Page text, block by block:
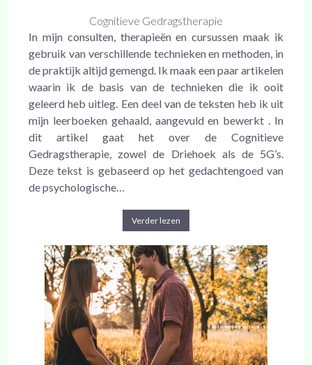
Cognitieve Gedragstherapie
In mijn consulten, therapieën en cursussen maak ik
gebruik van verschillende technieken en methoden, in
de praktijk altijd gemengd. Ik maak een paar artikelen
waarin ik de basis van de technieken die ik ooit
geleerd heb uitleg. Een deel van de teksten heb ik uit
mijn leerboeken gehaald, aangevuld en bewerkt . In
dit artikel gaat het over de Cognitieve
Gedragstherapie, zowel de Driehoek als de 5G’s.
Deze tekst is gebaseerd op het gedachtengoed van
de psychologische…
Verder lezen